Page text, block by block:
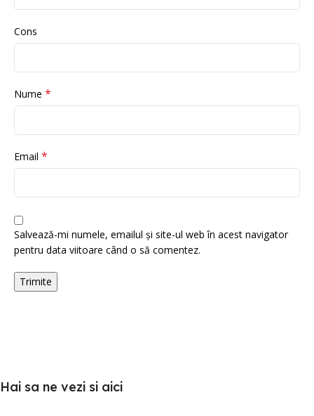
Cons
Nume *
Email *
Salvează-mi numele, emailul și site-ul web în acest navigator
pentru data viitoare când o să comentez.
Hai sa ne vezi si aici